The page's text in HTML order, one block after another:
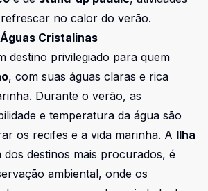
no calor do verão.
Cristalinas
destino privilegiado para quem
, com suas águas claras e rica
Durante o verão, as
e temperatura da água são
os recifes e a vida marinha. A Ilha
dos destinos mais procurados, é
ambiental, onde os